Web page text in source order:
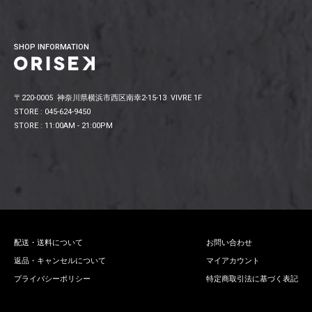
SHOP INFORMATION
〒220-0005 神奈川県横浜市西区南幸2-15-13 VIVRE 1F
STORE : 045-624-9450
STORE : 11:00AM - 21:00PM
配送・送料について
返品・キャンセルについて
プライバシーポリシー
お問い合わせ
マイアカウント
特定商取引法に基づく表記